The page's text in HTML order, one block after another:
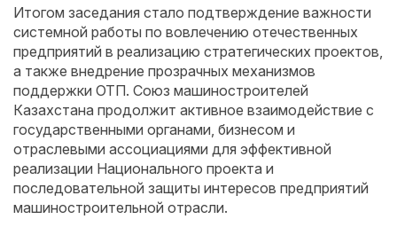
Итогом заседания стало подтверждение важности
системной работы по вовлечению отечественных
предприятий в реализацию стратегических проектов,
а также внедрение прозрачных механизмов
поддержки ОТП. Союз машиностроителей
Казахстана продолжит активное взаимодействие с
государственными органами, бизнесом и
отраслевыми ассоциациями для эффективной
реализации Национального проекта и
последовательной защиты интересов предприятий
машиностроительной отрасли.